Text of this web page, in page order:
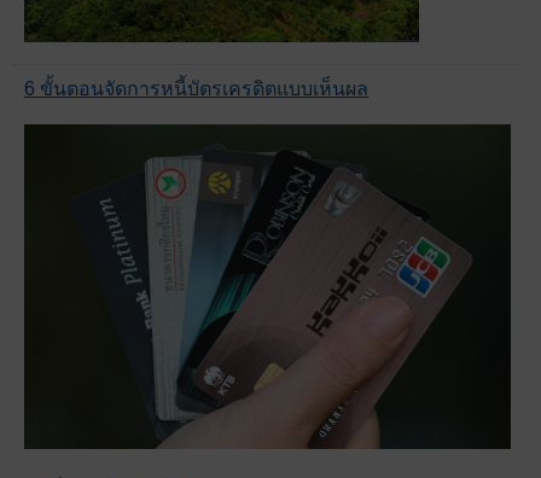
6 ขั้นตอนจัดการหนี้บัตรเครดิตแบบเห็นผล